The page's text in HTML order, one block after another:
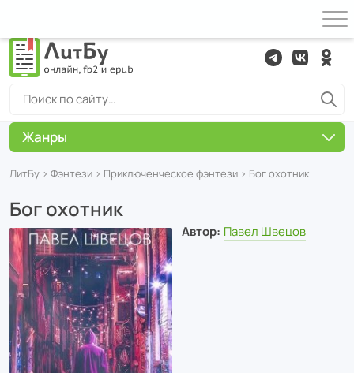
ЛитБу › Фэнтези › Приключенческое фэнтези › Бог охотник
Бог охотник
Автор: Павел Швецов
Жанры